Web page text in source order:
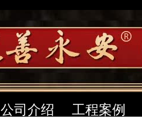
公司介绍 工程案例